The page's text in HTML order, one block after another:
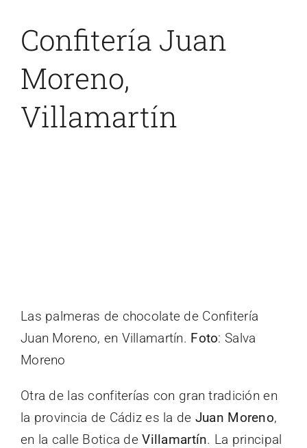
Confitería Juan
Moreno,
Villamartín
Las palmeras de chocolate de Confitería
Juan Moreno, en Villamartín. Foto: Salva
Moreno
Otra de las confiterías con gran tradición en
la provincia de Cádiz es la de Juan Moreno,
en la calle Botica deVillamartín. La principal